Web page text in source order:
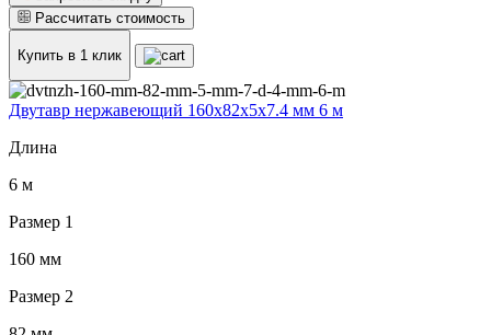
Рассчитать стоимость
Купить в 1 клик
Двутавр нержавеющий 160x82x5x7.4 мм 6 м
Длина
6 м
Размер 1
160 мм
Размер 2